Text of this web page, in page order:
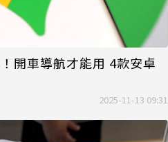
開車導航才能用 4款安卓
2025-11-13 09:31